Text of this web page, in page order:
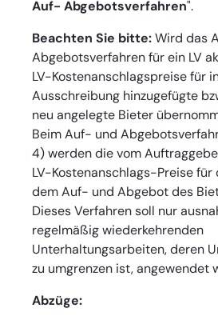
Auf- Abgebotsverfahren".
Beachten Sie bitte:Wird das
Abgebotsverfahren für ein LV
LV-Kostenanschlagspreise für
Ausschreibung hinzugefügte
neu angelegte Bieter
Beim Auf- und
4) werden die vom
LV-Kostenanschlags-Preise für
dem Auf- und Abgebot des
Dieses Verfahren soll nur
regelmäßig wiederkehrenden
Unterhaltungsarbeiten, deren
zu umgrenzen ist, angewendet
Abzüge: